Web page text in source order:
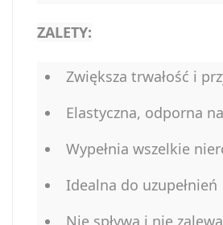
ZALETY:
Zwiększa trwałość i
Elastyczna, odporna
Wypełnia wszelkie
Idealna do uzupełnień
Nie spływa i nie